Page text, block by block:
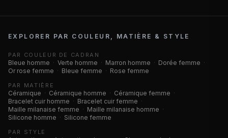
EXPLORER PAR COULEUR, MATIÈRE & STYLE
PAR COULEUR DE CADRAN
Bleue homme · Verte homme · Marron homme · Dorée femme ·
Or rose femme · Bleue femme · Rose femme
PAR MATIÈRE
Céramique · Céramique homme · Céramique femme ·
Bracelet cuir homme · Bracelet cuir femme ·
Maille milanaise femme · Maille milanaise homme ·
Silicone homme · Silicone femme
PAR STYLE